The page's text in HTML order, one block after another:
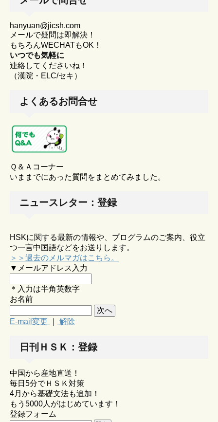
hanyuan@jicsh.com
メールで疑問は即解決！
もちろんWECHATもOK！
いつでも気軽に
連絡してくださいね！
（漢院・ELC/セキ）
よくあるお問合せ
Ｑ＆Ａコーナー
いままでにあった質問をまとめてみました。
ニュースレター：登録
HSKに関する最新の情報や、プログラムのご案内、役立
つ一言中国語などをお送りします。
＞＞過去のメルマガはこちら。
▼メールアドレス入力
＊入力は半角英数字
お名前
E-mail変更 解除
日刊ＨＳＫ：登録
中国から産地直送！
毎日5分でＨＳＫ対策
4月から基礎文法も追加！
もう5000人がはじめています！
登録フォーム